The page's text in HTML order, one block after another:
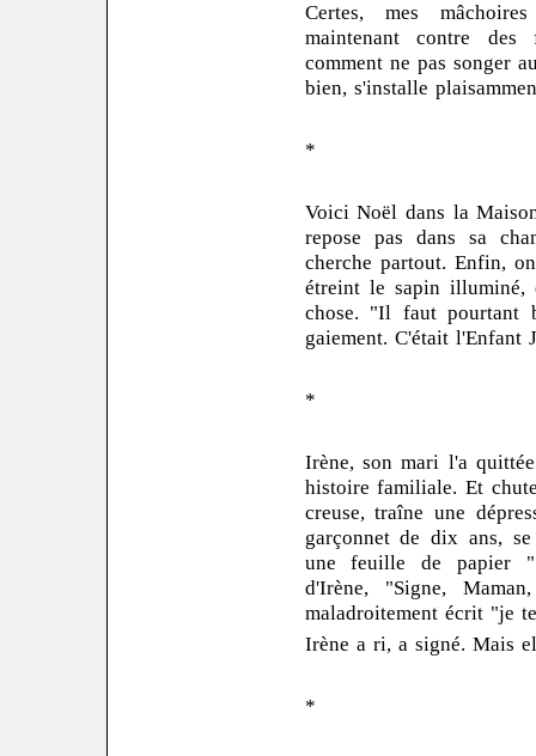
Certes, mes
maintenant contre
comment ne pas songer
bien, s'installe
*
Voici Noël dans la
repose pas dans sa
cherche partout. Enfin,
étreint le sapin illuminé,
chose. "Il faut pourtant
gaiement. C'était l'Enfant
*
Irène, son mari l'a
histoire familiale. Et
creuse, traîne une
garçonnet de dix ans,
une feuille de papier
d'Irène, "Signe,
maladroitement écrit "je
Irène a ri, a signé. Mais
*